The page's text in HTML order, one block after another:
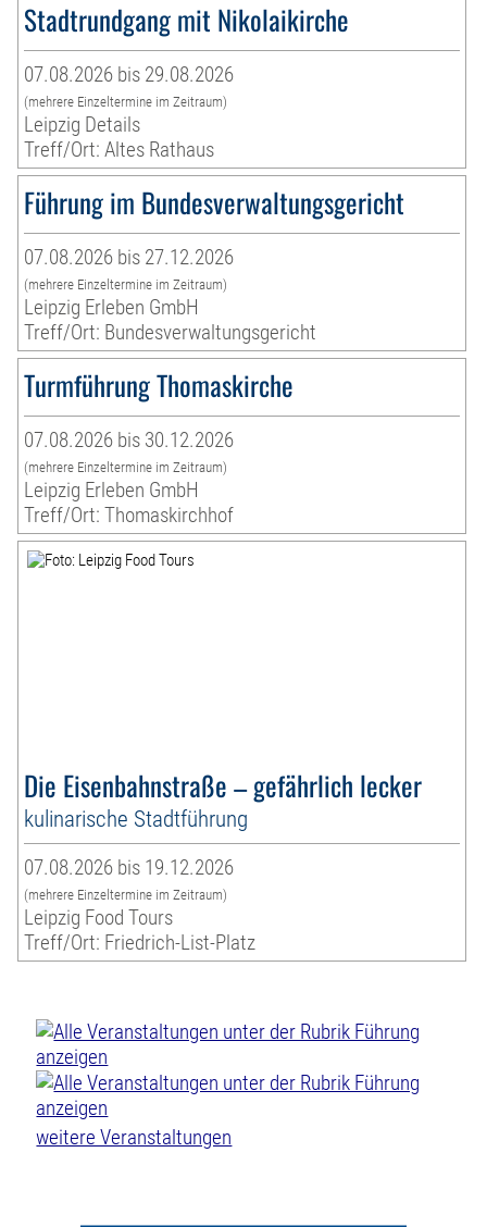
Stadtrundgang mit Nikolaikirche
07.08.2026 bis 29.08.2026
(mehrere Einzeltermine im Zeitraum)
Leipzig Details
Treff/Ort: Altes Rathaus
Führung im Bundesverwaltungsgericht
07.08.2026 bis 27.12.2026
(mehrere Einzeltermine im Zeitraum)
Leipzig Erleben GmbH
Treff/Ort: Bundesverwaltungsgericht
Turmführung Thomaskirche
07.08.2026 bis 30.12.2026
(mehrere Einzeltermine im Zeitraum)
Leipzig Erleben GmbH
Treff/Ort: Thomaskirchhof
Die Eisenbahnstraße – gefährlich lecker
kulinarische Stadtführung
07.08.2026 bis 19.12.2026
(mehrere Einzeltermine im Zeitraum)
Leipzig Food Tours
Treff/Ort: Friedrich-List-Platz
weitere Veranstaltungen